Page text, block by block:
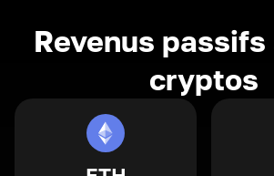
Revenus passifs
cryptos